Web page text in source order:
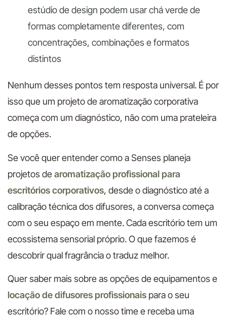
estúdio de design podem usar chá verde de
formas completamente diferentes, com
concentrações, combinações e formatos
distintos
Nenhum desses pontos tem resposta universal. É por
isso que um projeto de aromatização corporativa
começa com um diagnóstico, não com uma prateleira
de opções.
Se você quer entender como a Senses planeja
projetos de aromatização profissional para
escritórios corporativos, desde o diagnóstico até a
calibração técnica dos difusores, a conversa começa
com o seu espaço em mente. Cada escritório tem um
ecossistema sensorial próprio. O que fazemos é
descobrir qual fragrância o traduz melhor.
Quer saber mais sobre as opções de equipamentos e
locação de difusores profissionais para o seu
escritório? Fale com o nosso time e receba uma